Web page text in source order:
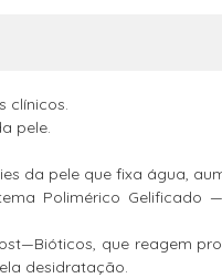
clínicos.
pele.
da pele que fixa água,
Polimérico Gelificado
que reagem
desidratação.